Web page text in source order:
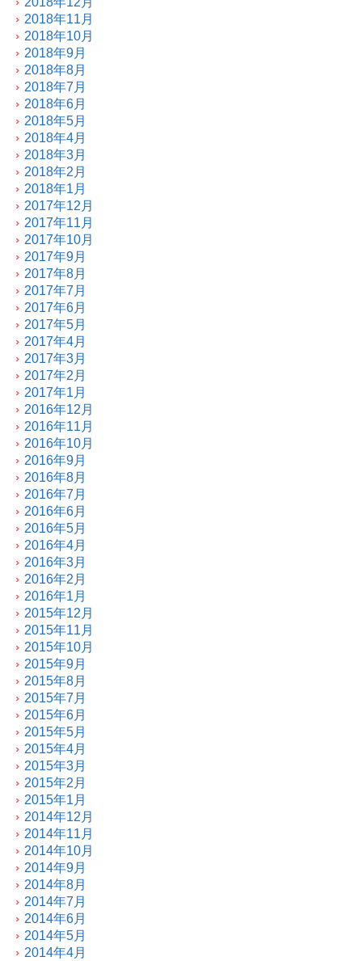
2018年11月
2018年10月
2018年9月
2018年8月
2018年7月
2018年6月
2018年5月
2018年4月
2018年3月
2018年2月
2018年1月
2017年12月
2017年11月
2017年10月
2017年9月
2017年8月
2017年7月
2017年6月
2017年5月
2017年4月
2017年3月
2017年2月
2017年1月
2016年12月
2016年11月
2016年10月
2016年9月
2016年8月
2016年7月
2016年6月
2016年5月
2016年4月
2016年3月
2016年2月
2016年1月
2015年12月
2015年11月
2015年10月
2015年9月
2015年8月
2015年7月
2015年6月
2015年5月
2015年4月
2015年3月
2015年2月
2015年1月
2014年12月
2014年11月
2014年10月
2014年9月
2014年8月
2014年7月
2014年6月
2014年5月
2014年4月